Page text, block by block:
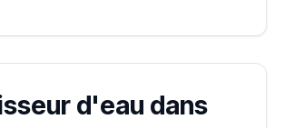
d'eau dans